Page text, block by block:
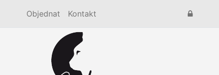
Objednat Kontakt